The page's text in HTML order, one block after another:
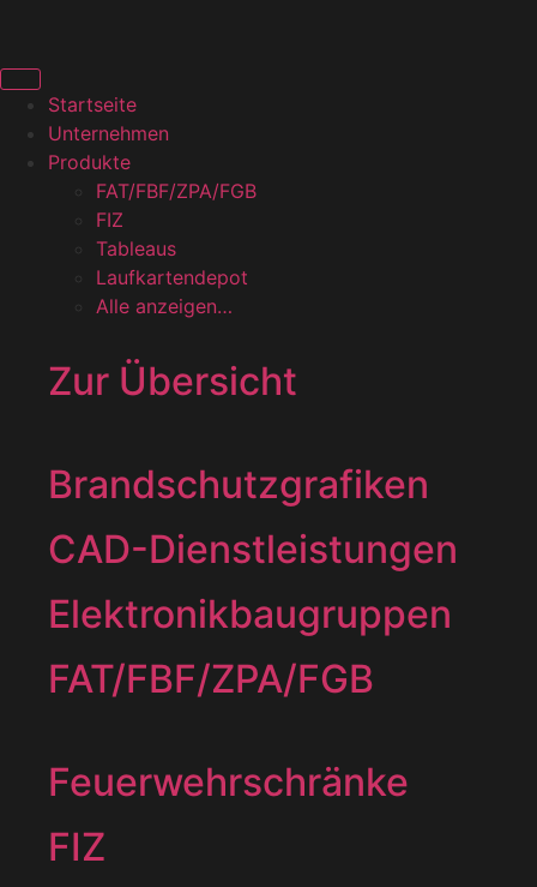
Startseite
Unternehmen
Produkte
FAT/FBF/ZPA/FGB
FIZ
Tableaus
Laufkartendepot
Alle anzeigen…
Zur Übersicht
Brandschutzgrafiken
CAD-Dienstleistungen
Elektronikbaugruppen
FAT/FBF/ZPA/FGB
Feuerwehrschränke
FIZ